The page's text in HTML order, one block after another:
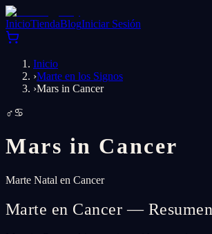
InicioTiendaBlogIniciar Sesión
Inicio
›Marte en los Signos
›Mars in Cancer
♂♋
Mars in Cancer
Marte Natal en Cancer
Marte en Cancer — Resumen